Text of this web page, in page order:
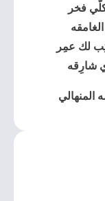
فخر
لك عمِر
شارِقه
المنهالي